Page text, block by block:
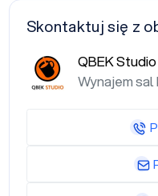
Skontaktuj się z
QBEK Studio
Wynajem